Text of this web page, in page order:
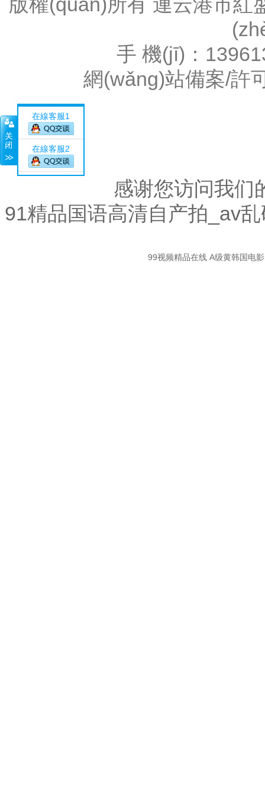
手 機(jī)：
網(wǎng)站備案/許
在線客服1
在線客服2
感谢您访问我们
91精品国语高清自产拍_av
99视频精品在线 A级黄韩国电